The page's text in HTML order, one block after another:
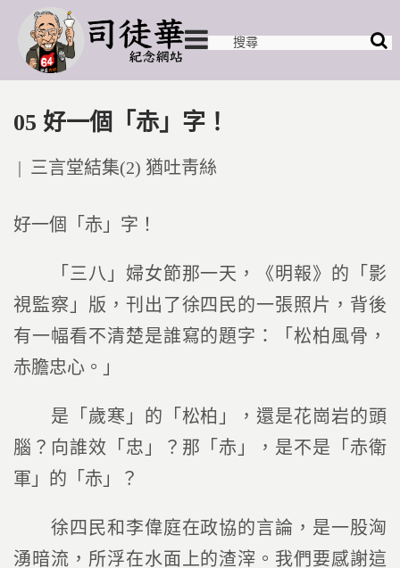
05 好一個「赤」字！
Posted
三言堂結集(2) 猶吐靑絲
好一個「赤」字！
「三八」婦女節那一天，《明報》的「影
視監察」版，刊出了徐四民的一張照片，背後
有一幅看不清楚是誰寫的題字：「松柏風骨，
赤膽忠心。」
是「歲寒」的「松柏」，還是花崗岩的頭
腦？向誰效「忠」？那「赤」，是不是「赤衛
軍」的「赤」？
徐四民和李偉庭在政協的言論，是一股洶
湧暗流，所浮在水面上的渣滓。我們要感謝這